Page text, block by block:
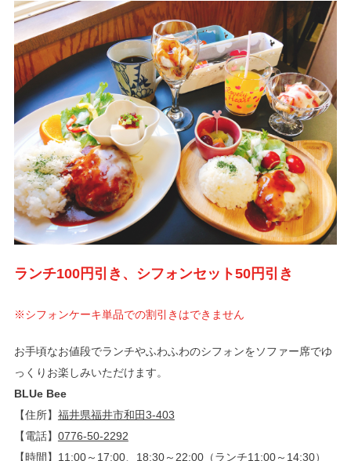
ランチ100円引き、シフォンセット50円引き
※シフォンケーキ単品での割引きはできません
お手頃なお値段でランチやふわふわのシフォンをソファー席でゆ
っくりお楽しみいただけます。
BLUe Bee
【住所】 福井県福井市和田3-403
【電話】 0776-50-2292
【時間】11:00～17:00、18:30～22:00（ランチ11:00～14:30）